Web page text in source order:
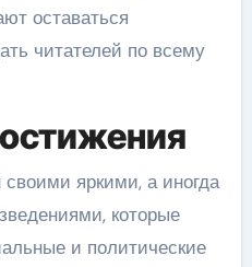
оставаться
читателей по всему
яркими, а иногда
которые
и политические